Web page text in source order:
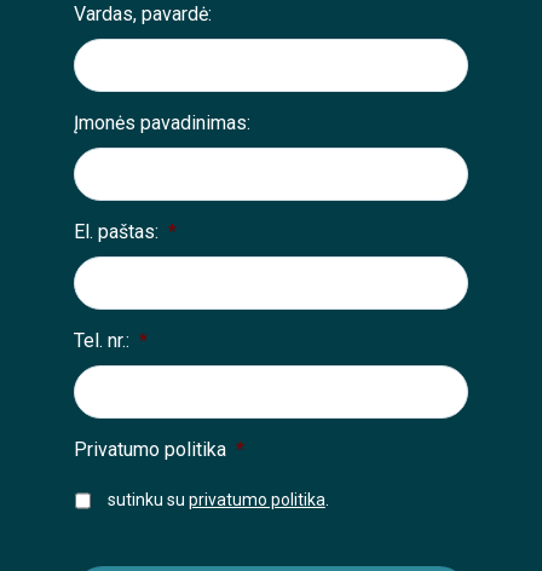
Vardas, pavardė:
Įmonės pavadinimas:
El. paštas: *
Tel. nr.: *
Privatumo politika *
sutinku su privatumo politika